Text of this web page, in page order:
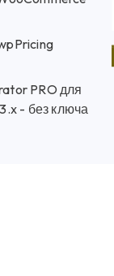
PRO для
- без ключа